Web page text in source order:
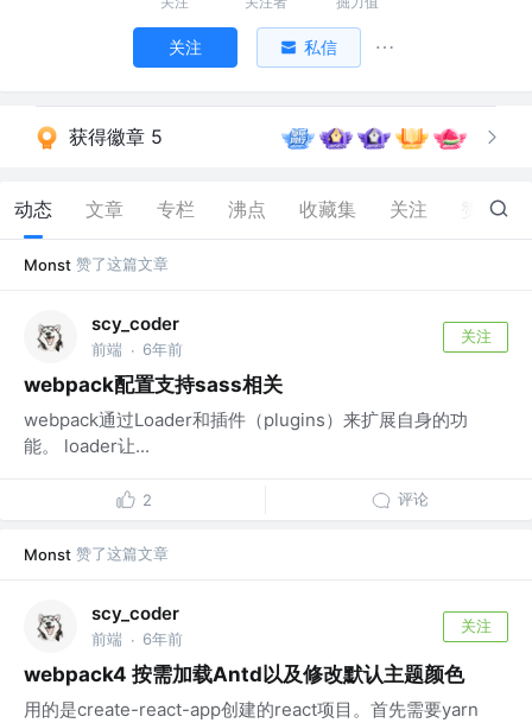
关注 私信
获得徽章 5
动态 文章 专栏 沸点 收藏集 关注 18
Monst 赞了这篇文章
scy_coder
前端 · 6年前
关注
webpack配置支持sass相关
webpack通过Loader和插件（plugins）来扩展自身的功
能。 loader让...
2 评论
Monst 赞了这篇文章
scy_coder
前端 · 6年前
关注
webpack4 按需加载Antd以及修改默认主题颜色
用的是create-react-app创建的react项目。首先需要yarn